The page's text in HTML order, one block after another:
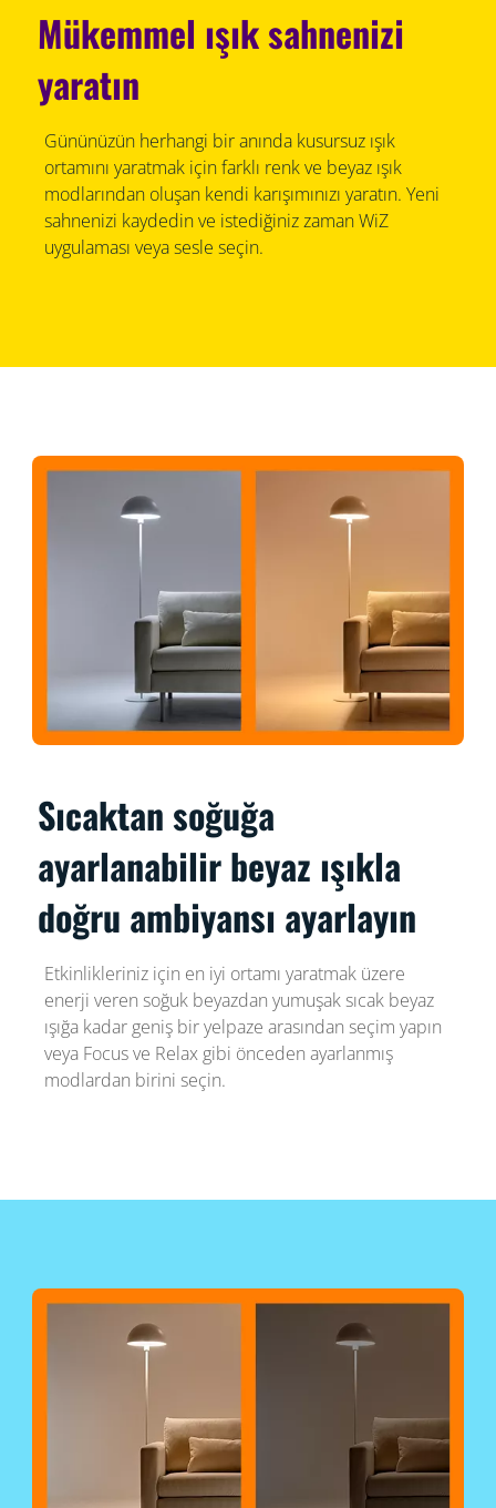
Mükemmel ışık sahnenizi
yaratın
Gününüzün herhangi bir anında kusursuz ışık
ortamını yaratmak için farklı renk ve beyaz ışık
modlarından oluşan kendi karışımınızı yaratın. Yeni
sahnenizi kaydedin ve istediğiniz zaman WiZ
uygulaması veya sesle seçin.
Sıcaktan soğuğa
ayarlanabilir beyaz ışıkla
doğru ambiyansı ayarlayın
Etkinlikleriniz için en iyi ortamı yaratmak üzere
enerji veren soğuk beyazdan yumuşak sıcak beyaz
ışığa kadar geniş bir yelpaze arasından seçim yapın
veya Focus ve Relax gibi önceden ayarlanmış
modlardan birini seçin.